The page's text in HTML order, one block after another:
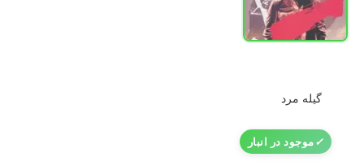
گیله مرد
✓موجود در انبار